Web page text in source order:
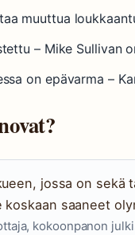
muuttua
– Mike Sullivan
on epävarma –
jossa on
saaneet
kokoonpanon